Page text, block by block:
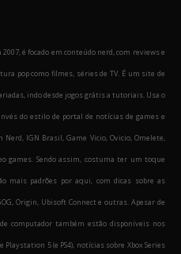
2007, é focado em conteúdo nerd, com reviews e
pop como filmes, séries de TV. É um site de
indo desde jogos grátis a tutoriais. Usa o
do estilo de portal de notícias de games e
IGN Brasil, Game Vicio, Ovicio, Omelete,
games. Sendo assim, costuma ter um toque
mais padrões por aqui, com dicas sobre as
Origin, Ubisoft Connect e outras. Apesar de
computador também estão disponíveis nos
5 (e PS4), notícias sobre Xbox Series